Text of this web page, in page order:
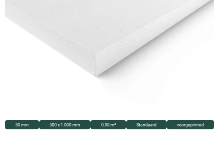
50 mm 500 x 1.000 mm 0,50 m² Standaard voorgeprimed